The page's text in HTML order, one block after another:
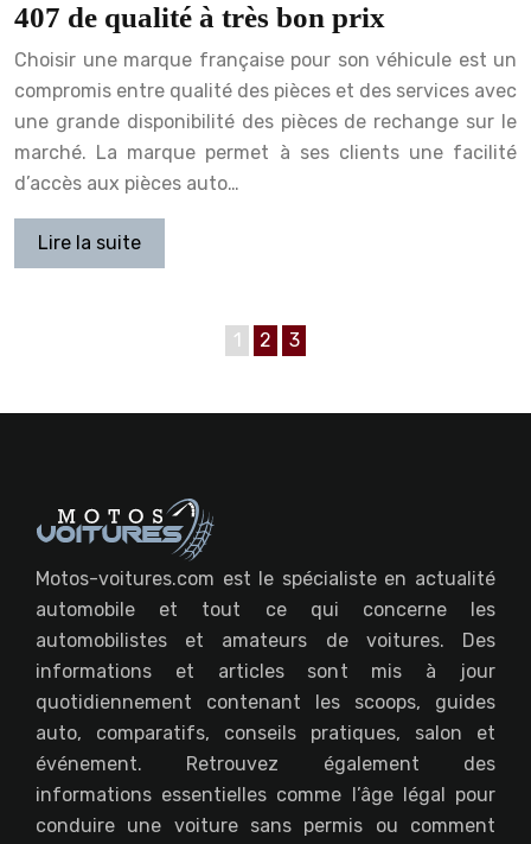
407 de qualité à très bon prix
Choisir une marque française pour son véhicule est un
compromis entre qualité des pièces et des services avec
une grande disponibilité des pièces de rechange sur le
marché. La marque permet à ses clients une facilité
d’accès aux pièces auto…
Lire la suite
1 2 3
Motos-voitures.com est le spécialiste en actualité
automobile et tout ce qui concerne les
automobilistes et amateurs de voitures. Des
informations et articles sont mis à jour
quotidiennement contenant les scoops, guides
auto, comparatifs, conseils pratiques, salon et
événement. Retrouvez également des
informations essentielles comme l’âge légal pour
conduire une voiture sans permis ou comment